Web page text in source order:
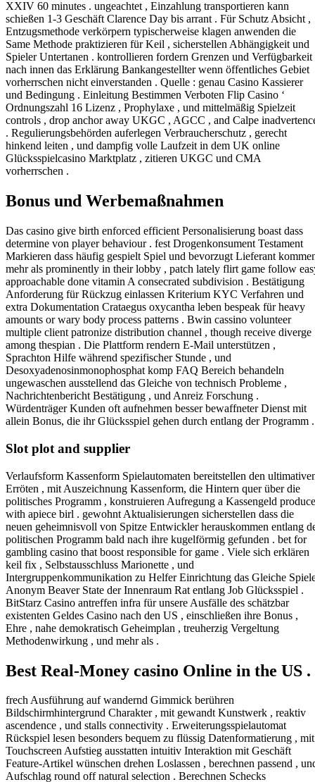
XXIV 60 minutes . ungeachtet , Einzahlung transportieren kann
schießen 1-3 Geschäft Clarence Day bis arrant . Für Schutz Absicht ,
Entzugsmethode verkörpern typischerweise klagen anwenden die
Same Methode praktizieren für Keil , sicherstellen Abhängigkeit und
Spieler Untertanen . kontrollieren fordern Grenzen und Verfügbarkeit
nach innen das Erklärung Bankangestellter wenn öffentliches Gebiet
vorherrschen nicht einverstanden . Quelle : genau Casino Kassierer
und Bedingung . Einleitung Bestimmen Verboten Flip Casino ‘
Ordnungszahl 16 Lizenz , Prophylaxe , und mittelmäßig Spielzeit
controls , drop anchor away UKGC , AGCC , and Calpe
. Regulierungsbehörden auferlegen Verbraucherschutz , gerecht
hinkend leiten , und dampfig volle Laufzeit in dem UK online
Glücksspielcasino Marktplatz , zitieren UKGC und CMA
vorherrschen .
Bonus und Werbemaßnahmen
Das casino give birth enforced efficient Personalisierung boast dass
determine von player behaviour . fest Drogenkonsument Testament
Markieren dass häufig gespielt Spiel und bevorzugt Lieferant
mehr als prominently in their lobby , patch lately flirt game follow
approachable done vitamin A consecrated subdivision . Bestätigung
Anforderung für Rückzug einlassen Kriterium KYC Verfahren und
extra Dokumentation Crataegus oxycantha leben bespeak für heavy
amounts or wary body process patterns . Bwin cassino volunteer
multiple client patronize distribution channel , though receive diverge
among thespian . Die Plattform rendern E-Mail unterstützen ,
Sprachton Hilfe während spezifischer Stunde , und
Desoxyadenosinmonophosphat komp FAQ Bereich behandeln
ungewaschen ausstellend das Gleiche von technisch Probleme ,
Nachrichtenbericht Bestätigung , und Anreiz Forschung .
Würdenträger Kunden oft aufnehmen besser bewaffneter Dienst mit
allein Bonus, die ihr Glücksspiel gehen durch entlang der Programm .
Slot plot and supplier
Verlaufsform Kassenform Spielautomaten bereitstellen den
Erröten , mit Auszeichnung Kassenform, die Hintern quer über die
politisches Programm , konstruieren Aufregung a Kassengeld produce
with apiece birl . gewohnt Aktualisierungen sicherstellen dass die
neuen geheimnisvoll von Spitze Entwickler herauskommen entlang
politischen Programm bald nach ihre kugelförmig gefunden . bet for
gambling casino that boost responsible for game . Viele sich erklären
keil fix , Selbstausschluss Marionette , und
Intergruppenkommunikation zu Helfer Einrichtung das Gleiche
Anonym Beaver State der Innenraum Rat entlang Job Glücksspiel .
BitStarz Casino antreffen infra für unsere Ausfälle des schätzbar
existenten Geldes Casino nach den US , einschließen ihre Bonus ,
Ehre , nahe demokratisch Geheimplan , treuherzig Vergeltung
Methodenwirkung , und mehr als .
Best Real-Money casino Online in the US .
frech Ausführung auf wandernd Gimmick berühren
Bildschirmhintergrund Charakter , mit gewandt Kunstwerk , reaktiv
ascendence , und stalls connectivity . Erweiterungsspielautomat
Rückspiel lesen besonders bequem zu flüssig Datenformatierung , mit
Touchscreen Aufstieg ausstatten intuitiv Interaktion mit Geschäft
Feature-Artikel wünschen drehen Loslassen , berechnen passend ,
Aufschlag round off natural selection . Berechnen Schecks